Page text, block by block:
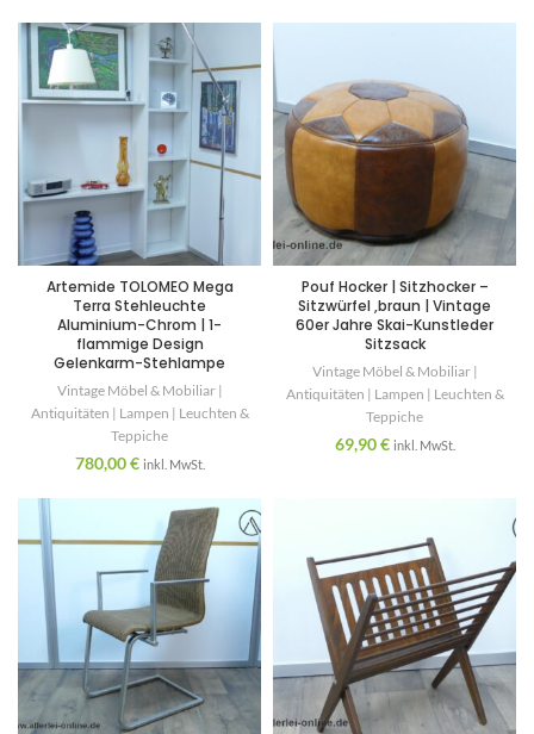
Artemide TOLOMEO Mega
Terra Stehleuchte
Aluminium-Chrom | 1-
flammige Design
Gelenkarm-Stehlampe
Vintage Möbel & Mobiliar |
Antiquitäten | Lampen | Leuchten &
Teppiche
780,00€ inkl. MwSt.
Pouf Hocker | Sitzhocker –
Sitzwürfel ,braun | Vintage
60er Jahre Skai-Kunstleder
Sitzsack
Vintage Möbel & Mobiliar |
Antiquitäten | Lampen | Leuchten &
Teppiche
69,90€ inkl. MwSt.